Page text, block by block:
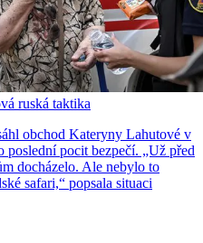
ruská taktika
obchod Kateryny Lahutové v
pocit bezpečí. „Už před
docházelo. Ale nebylo to
safari,“ popsala situaci